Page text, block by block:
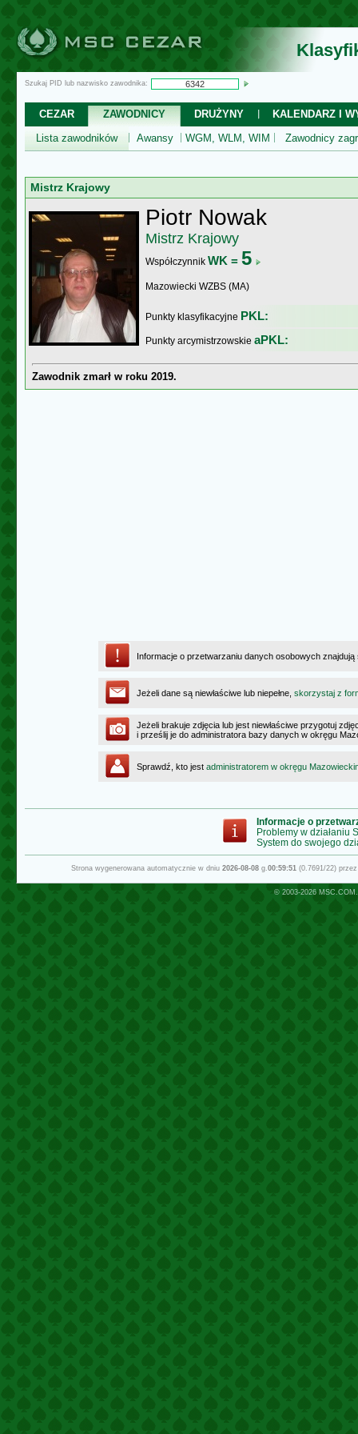
Szukaj PID lub nazwisko zawodnika:
CEZAR ZAWODNICY DRUŻYNY
KALENDARZ I
Lista zawodników
Awansy WGM, WLM, WIM Zawodnicy
Mistrz Krajowy
Piotr Nowak
Mistrz Krajowy
Współczynnik WK = 5
Mazowiecki WZBS (MA)
Punkty klasyfikacyjne PKL:
Punkty arcymistrzowskie aPKL:
Zawodnik zmarł w roku 2019.
Informacje o przetwarzaniu danych osobowych
Jeżeli dane są niewłaściwe lub niepełne, skorzystaj z
Jeżeli brakuje zdjęcia lub jest niewłaściwe przygotuj
i prześlij je do administratora bazy danych w okręgu
Sprawdź, kto jest administratorem w okręgu
Informacje o
Problemy w działaniu
System do swojego
Strona wygenerowana automatycznie w dniu 2026-08-08g.00:59:51(0.7691/22)
© 2003-2026